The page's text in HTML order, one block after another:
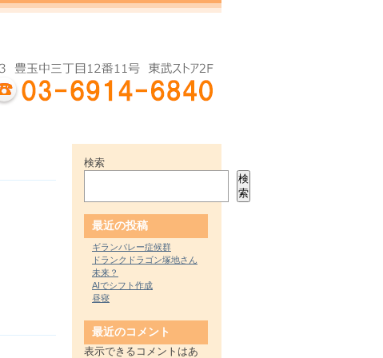
検索
検
索
最近の投稿
ギランバレー症候群
ドランクドラゴン塚地さん
未来？
AIでシフト作成
昼寝
最近のコメント
表示できるコメントはあ